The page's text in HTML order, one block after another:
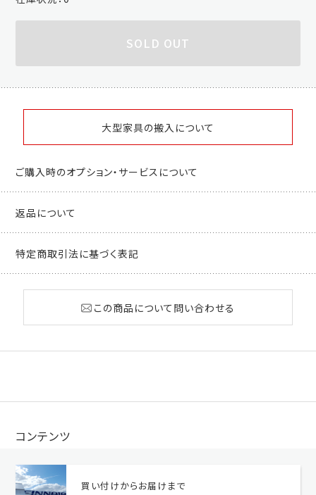
SOLD OUT
大型家具の搬入について
ご購入時のオプション・サービスについて
返品について
特定商取引法に基づく表記
この商品について問い合わせる
コンテンツ
買い付けからお届けまで